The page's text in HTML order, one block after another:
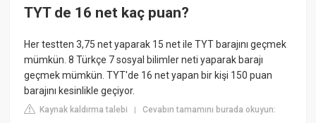
TYT de 16 net kaç puan?
Her testten 3,75 net yaparak 15 net ile TYT barajını geçmek
mümkün. 8 Türkçe 7 sosyal bilimler neti yaparak barajı
geçmek mümkün. TYT'de 16 net yapan bir kişi 150 puan
barajını kesinlikle geçiyor.
Kaynak kaldırma talebi |Cevabın tamamını burada okuyun: